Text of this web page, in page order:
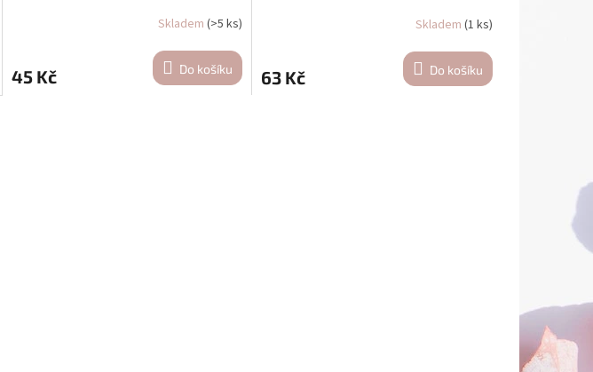
Skladem (>5 ks)
45 Kč Do košíku
Skladem (1 ks)
63 Kč Do košíku